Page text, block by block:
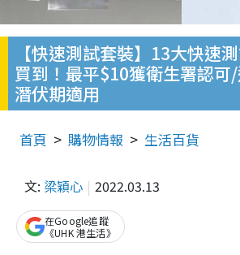
【快速測試套裝】13大快速
買到！最平$10獲衛生署認
潛伏期適用
首頁 購物情報 生活百貨
文: 梁穎心 2022.03.13
在Google追蹤
《UHK 港生活》